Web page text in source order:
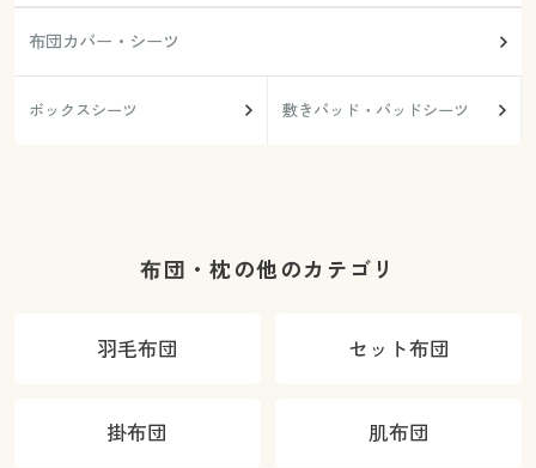
布団カバー・シーツ
ボックスシーツ 敷きパッド・パッドシーツ
布団・枕の他のカテゴリ
羽毛布団 セット布団
掛布団 肌布団